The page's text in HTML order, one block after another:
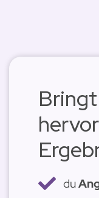
Bringt
du